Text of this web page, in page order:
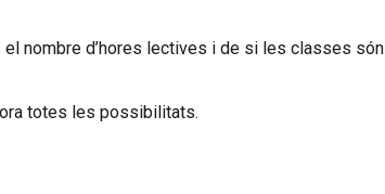
nombre d’hores lectives i de si les classes són
totes les possibilitats.